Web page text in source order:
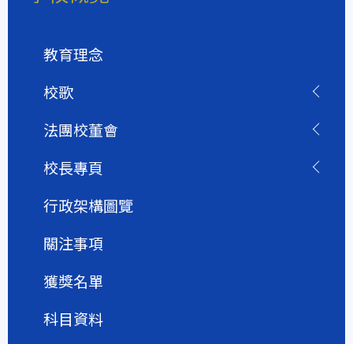
教育理念
校歌
法團校董會
校長專頁
行政架構圖覽
關注事項
獲獎名單
科目資料